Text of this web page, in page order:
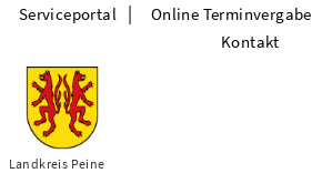
Themen
Landkreis Peine
Serviceportal | Online Terminvergabe
Kontakt